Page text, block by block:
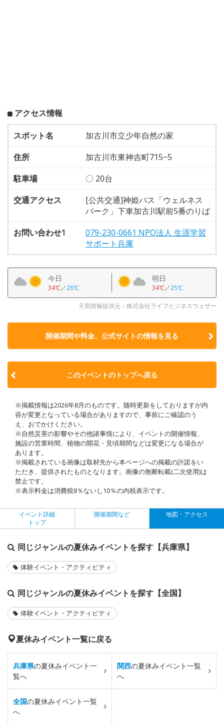
アクセス情報
スポット名
加古川市立少年自然の家
住所
加古川市東神吉町715−5
駐車場
〇 20台
交通アクセス
[公共交通]神姫バス「ウェルネス
パーク」下車加古川駅前5番のりば
お問い合わせ1
079-230-0661 NPO法人 生涯学習
サポート兵庫
今日
34℃／26℃
明日
34℃／25℃
天気情報提供元：株式会社ライフビジネスウェザー
開催期間や料金、公式サイトの情報を見る
このイベントのトップへ戻る
※掲載情報は2026年8月のものです。随時更新をしておりますが内
容が変更となっている場合がありますので、事前にご確認のう
え、おでかけください。
※自然災害の影響やその他諸事情により、イベントの開催情報、
施設の営業時間、植物の開花・見頃期間などは変更になる場合が
あります。
※掲載されている画像は取材先から本ページへの掲載の許諾をい
ただき、提供されたものとなります。画像の無断転載(二次使用)は
禁止です。
※表示料金は消費税8％ないし10％の内税表示です。
イベント詳細
トップ
開催期間など 地図・アクセス
同じジャンルの夏休みイベントを探す【兵庫県】
体験イベント・アクティビティ
同じジャンルの夏休みイベントを探す【全国】
体験イベント・アクティビティ
夏休みイベント一覧に戻る
兵庫県の夏休みイベント一
覧へ
関西の夏休みイベント一覧
へ
全国の夏休みイベント一覧
へ